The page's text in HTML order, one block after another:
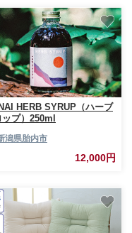
HERB SYRUP（ハーブ
ップ）250ml
潟県胎内市
12,000円